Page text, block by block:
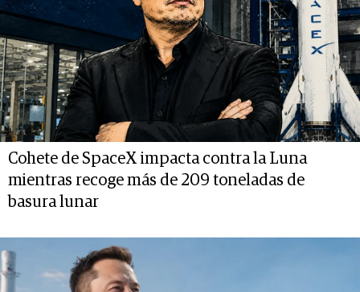
Cohete de SpaceX impacta contra la Luna
mientras recoge más de 209 toneladas de
basura lunar